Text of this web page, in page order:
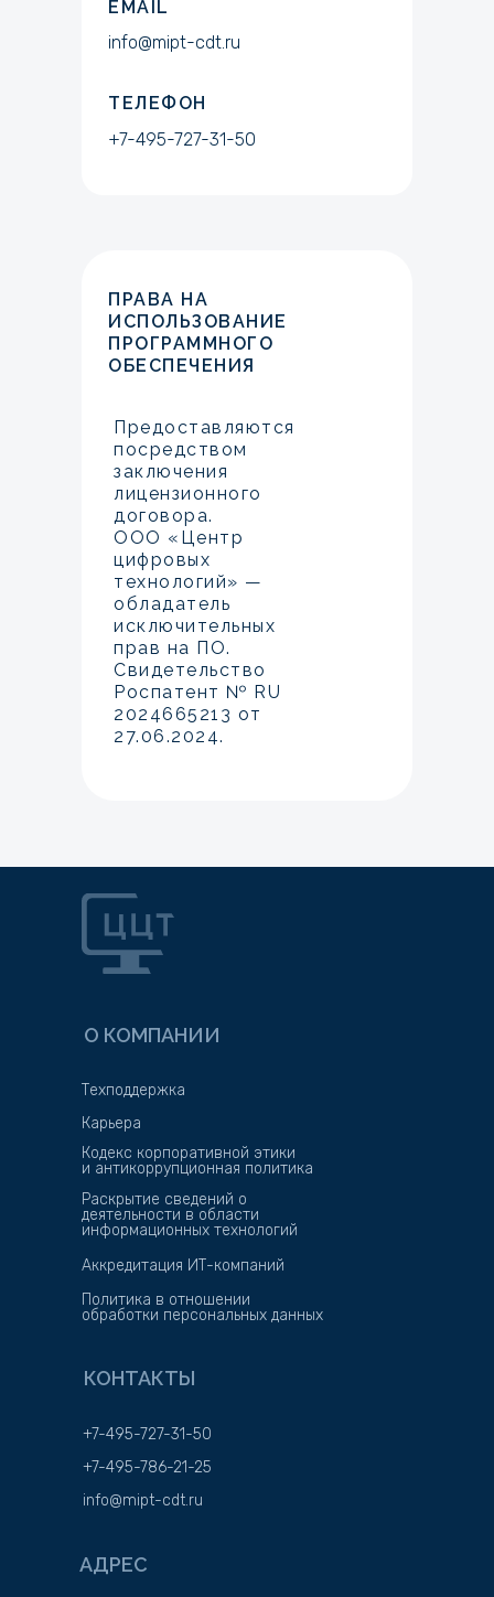
EMAIL
info@mipt-cdt.ru
ТЕЛЕФОН
+7-495-727-31-50
ПРАВА НА
ИСПОЛЬЗОВАНИЕ
ПРОГРАММНОГО
ОБЕСПЕЧЕНИЯ
Предоставляются
посредством
заключения
лицензионного
договора.
ООО «Центр
цифровых
технологий» —
обладатель
исключительных
прав на ПО.
Свидетельство
Роспатент № RU
2024665213 от
27.06.2024.
О КОМПАНИИ
Техподдержка
КОНТАКТЫ
+7-495-727-31-50
Карьера
+7-495-786-21-25
Кодекс корпоративной этики
и антикоррупционная политика
АДРЕС
info@mipt-cdt.ru
Раскрытие сведений о
деятельности в области
информационных технологий
Аккредитация ИТ-компаний
Политика в отношении
обработки персональных данных